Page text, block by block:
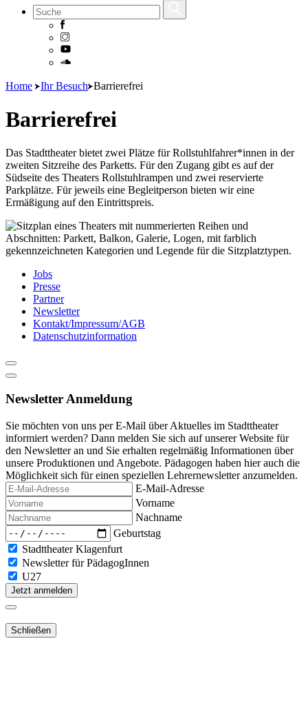
Skip
content
Home Ihr Besuch Barrierefrei
Barrierefrei
Das Stadttheater bietet zwei Plätze für Rollstuhlfahrer*innen in der
zweiten Sitzreihe des Parketts. Für den Zugang gibt es auf der
Südseite des Theaters Rollstuhlrampen und zwei reservierte
Parkplätze. Für jeweils eine Begleitperson bieten wir eine
Ermäßigung auf den Eintrittspreis.
Jobs
Presse
Partner
Newsletter
Kontakt/Impressum/AGB
Datenschutzinformation
Newsletter Anmeldung
Sie möchten von uns per E-Mail über Aktuelles im Stadttheater
informiert werden? Dann melden Sie sich auf unserer Website für
den Newsletter an und Sie erhalten regelmäßig Informationen über
unsere Produktionen und Angebote. Pädagogen haben hier auch die
Möglichkeit sich für einen speziellen Lehrernewsletter anzumelden.
E-Mail-Adresse
Vorname
Nachname
Geburtstag
Stadttheater Klagenfurt
Newsletter für PädagogInnen
U27
Jetzt anmelden
Schließen